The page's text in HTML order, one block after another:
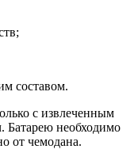
составом.
с извлеченным
Батарею необходимо
от чемодана.